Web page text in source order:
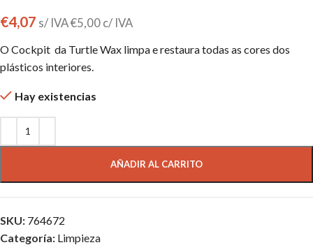
€4,07 s/ IVA€5,00 c/ IVA
O Cockpit da Turtle Wax limpa e restaura todas as cores dos
plásticos interiores.
Hay existencias
AÑADIR AL CARRITO
SKU: 764672
Categoría: Limpieza